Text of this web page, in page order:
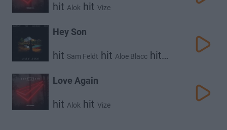
hit Alok hit Vize
Hey Son
hit Sam Feldt hit Aloe Blacc hit
Love Again
hit Alok hit Vize